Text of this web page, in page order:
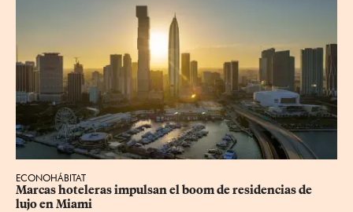
ECONOHÁBITAT
Marcas hoteleras impulsan el boom de residencias de
lujo en Miami